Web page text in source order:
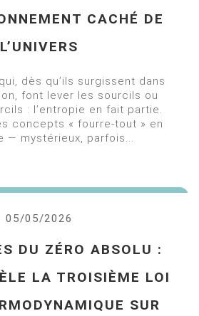
CACHÉ DE
L’UNIVERS
dès qu’ils surgissent dans
font lever les sourcils ou
: l’entropie en fait partie.
concepts « fourre-tout » en
— mystérieux, parfois...
05/05/2026
DU ZÉRO ABSOLU :
LA TROISIÈME LOI
SUR